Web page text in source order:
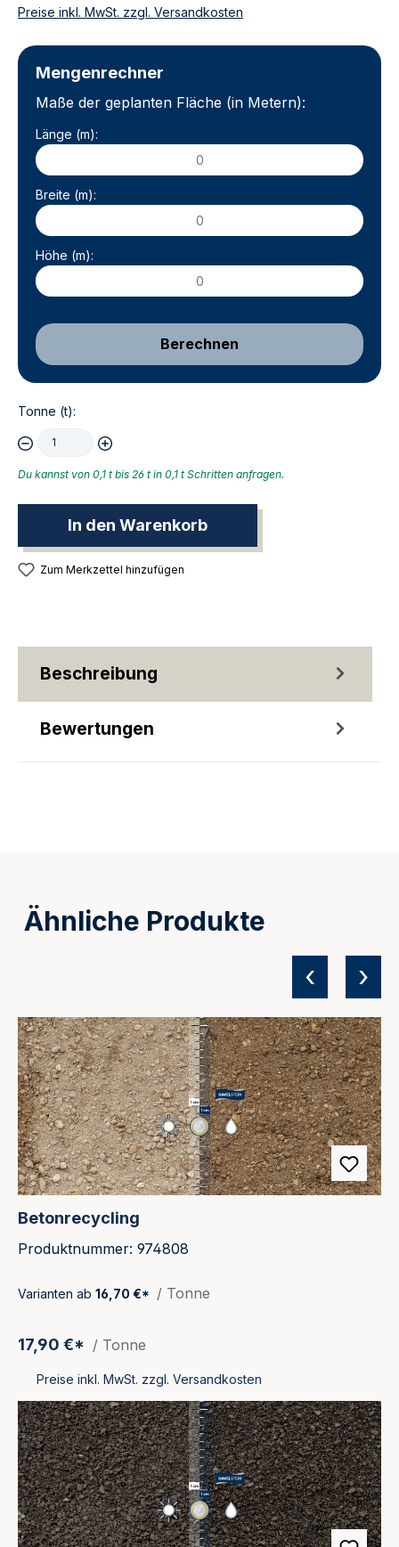
Preise inkl. MwSt. zzgl. Versandkosten
Mengenrechner
Maße der geplanten Fläche (in Metern):
Länge (m):
Breite (m):
Höhe (m):
Berechnen
Tonne (t):
Du kannst von 0,1 t bis 26 t in 0,1 t Schritten anfragen.
In den Warenkorb
Zum Merkzettel hinzufügen
Beschreibung
Bewertungen
Ähnliche Produkte
Produktgalerie überspringen
Betonrecycling
Produktnummer: 974808
Varianten ab 16,70 €* / Tonne
17,90 €* / Tonne
Preise inkl. MwSt. zzgl. Versandkosten
‹ ›